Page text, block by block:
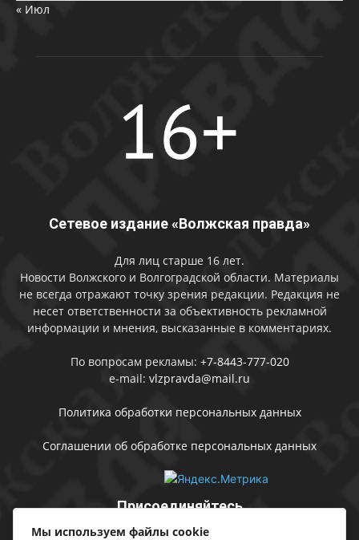
« Июл
Сетевое издание «Волжская правда»
Для лиц старше 16 лет.
Новости Волжского и Волгоградской области. Материалы
не всегда отражают точку зрения редакции. Редакция не
несет ответственности за объективность рекламной
информации и мнения, высказанные в комментариях.
По вопросам рекламы: +7-8443-777-020
e-mail: vlzpravda@mail.ru
Политика обработки персональных данных
Соглашении об обработке персональных данных
Присоединяйтесь
Мы используем файлы cookie